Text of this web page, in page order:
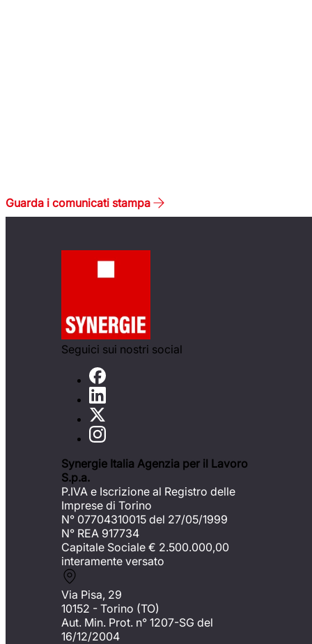
Guarda i comunicati stampa
Seguici sui nostri social
Synergie Italia Agenzia per il Lavoro
S.p.a.
P.IVA e Iscrizione al Registro delle
Imprese di Torino
N° 07704310015 del 27/05/1999
N° REA 917734
Capitale Sociale € 2.500.000,00
interamente versato
Via Pisa, 29
10152 - Torino (TO)
Aut. Min. Prot. n° 1207-SG del
16/12/2004